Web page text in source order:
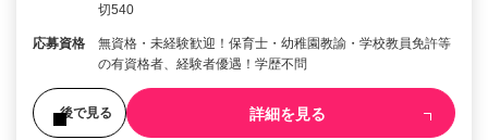
切540
応募資格
無資格・未経験歓迎！保育士・幼稚園教諭・学校教員免許等
の有資格者、経験者優遇！学歴不問
後で見る 詳細を見る